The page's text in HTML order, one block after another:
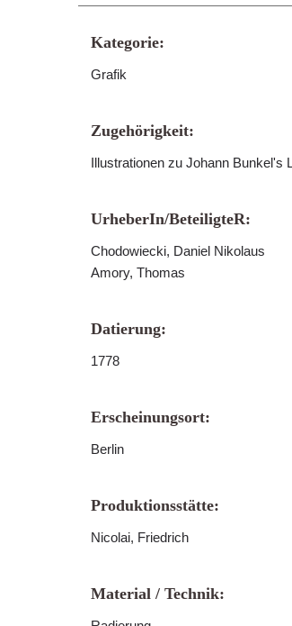
Kategorie:
Grafik
Zugehörigkeit:
Illustrationen zu Johann Bunkel's
UrheberIn/BeteiligteR:
Chodowiecki, Daniel Nikolaus
Amory, Thomas
Datierung:
1778
Erscheinungsort:
Berlin
Produktionsstätte:
Nicolai, Friedrich
Material / Technik: